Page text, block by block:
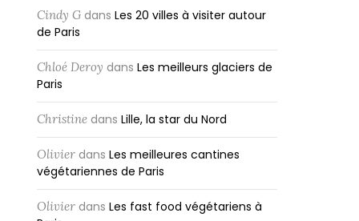
Cindy G dans Les 20 villes à visiter autour
de Paris
Chloé Deroy dans Les meilleurs glaciers de
Paris
Christine dans Lille, la star du Nord
Olivier dans Les meilleures cantines
végétariennes de Paris
Olivier dans Les fast food végétariens à